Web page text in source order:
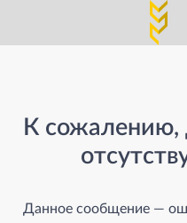
К сожалению,
Данное сообщение —